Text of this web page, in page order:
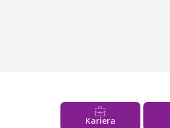
Kariera